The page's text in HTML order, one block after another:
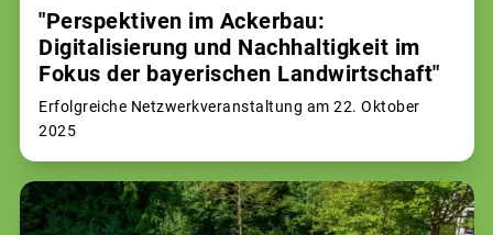
"Perspektiven im Ackerbau:
Digitalisierung und Nachhaltigkeit im
Fokus der bayerischen Landwirtschaft"
Erfolgreiche Netzwerkveranstaltung am 22. Oktober
2025